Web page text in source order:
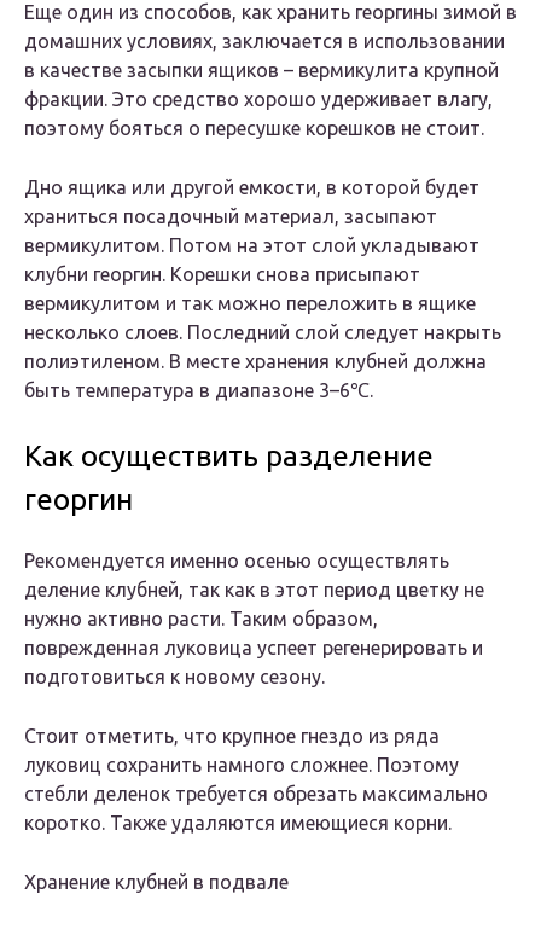
Еще один из способов, как хранить георгины зимой в
домашних условиях, заключается в использовании
в качестве засыпки ящиков – вермикулита крупной
фракции. Это средство хорошо удерживает влагу,
поэтому бояться о пересушке корешков не стоит.
Дно ящика или другой емкости, в которой будет
храниться посадочный материал, засыпают
вермикулитом. Потом на этот слой укладывают
клубни георгин. Корешки снова присыпают
вермикулитом и так можно переложить в ящике
несколько слоев. Последний слой следует накрыть
полиэтиленом. В месте хранения клубней должна
быть температура в диапазоне 3–6℃.
Как осуществить разделение
георгин
Рекомендуется именно осенью осуществлять
деление клубней, так как в этот период цветку не
нужно активно расти. Таким образом,
поврежденная луковица успеет регенерировать и
подготовиться к новому сезону.
Стоит отметить, что крупное гнездо из ряда
луковиц сохранить намного сложнее. Поэтому
стебли деленок требуется обрезать максимально
коротко. Также удаляются имеющиеся корни.
Хранение клубней в подвале